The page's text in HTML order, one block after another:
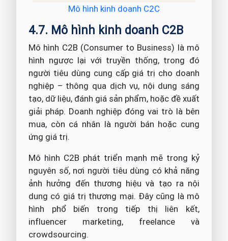
Mô hình kinh doanh C2C
4.7. Mô hình kinh doanh C2B
Mô hình C2B (Consumer to Business) là mô
hình ngược lại với truyền thống, trong đó
người tiêu dùng cung cấp giá trị cho doanh
nghiệp – thông qua dịch vụ, nội dung sáng
tạo, dữ liệu, đánh giá sản phẩm, hoặc đề xuất
giải pháp. Doanh nghiệp đóng vai trò là bên
mua, còn cá nhân là người bán hoặc cung
ứng giá trị.
Mô hình C2B phát triển mạnh mẽ trong kỷ
nguyên số, nơi người tiêu dùng có khả năng
ảnh hưởng đến thương hiệu và tạo ra nội
dung có giá trị thương mại. Đây cũng là mô
hình phổ biến trong tiếp thị liên kết,
influencer marketing, freelance và
crowdsourcing.